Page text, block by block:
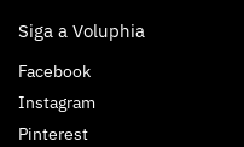
Siga a Voluphia
Facebook
Instagram
Pinterest